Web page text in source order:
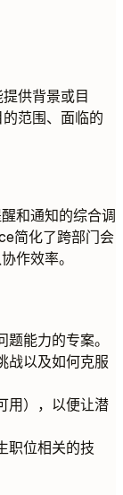
供背景或目
范围、面临的
和通知的综合调
简化了跨部门会
作效率。
能力的专案。
战以及如何克服
用），以便让潜
职位相关的技